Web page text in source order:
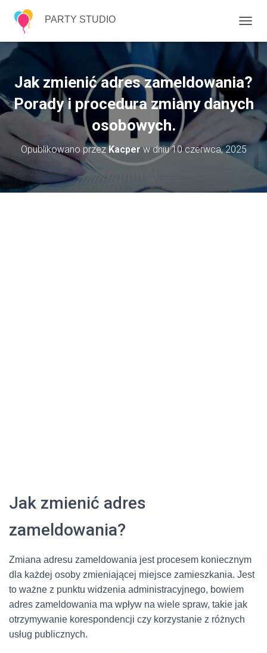
PARTY STUDIO
R
Ł
Ą
C
Z
W
I
C
Jak zmienić adres zameldowania?
Porady i procedura zmiany danych
osobowych.
Opublikowano przezKacperw dniu10 czerwca, 2025
Jak zmienić adres
zameldowania?
Zmiana adresu zameldowania jest procesem koniecznym
dla każdej osoby zmieniającej miejsce zamieszkania. Jest
to ważne z punktu widzenia administracyjnego, bowiem
adres zameldowania ma wpływ na wiele spraw, takie jak
otrzymywanie korespondencji czy korzystanie z różnych
usług publicznych.